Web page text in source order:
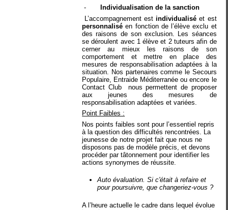
-
Individualisation de la sanction
L’accompagnement estindividualisé et est
personnalisé en fonction de l’élève exclu et
des raisons de son exclusion. Les séances
se déroulent avec 1 élève et 2 tuteurs afin de
cerner au mieux les raisons de son
comportement et mettre en place des
mesures de responsabilisation adaptées à la
situation. Nos partenaires comme le Secours
Populaire, Entraide Méditerranée ou encore le
Contact Club
nous permettent de proposer
aux jeunes des mesures de
responsabilisation adaptées et variées.
Point Faibles :
Nos points faibles sont pour l’essentiel repris
à la question des difficultés rencontrées. La
jeunesse de notre projet fait que nous ne
disposons pas de modèle précis, et devons
procéder par tâtonnement pour identifier les
actions synonymes de réussite.
Auto évaluation. Si c'était à refaire et
pour poursuivre, que changeriez-vous ?
A l’heure actuelle le cadre dans lequel évolue